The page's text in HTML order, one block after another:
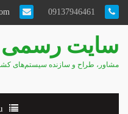
سایت
مشاور، طراح و سازنده سیستم‌های